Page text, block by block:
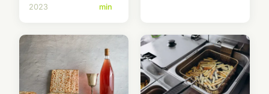
2023
min